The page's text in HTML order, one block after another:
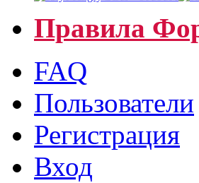
Правила
FAQ
Пользователи
Регистрация
Вход